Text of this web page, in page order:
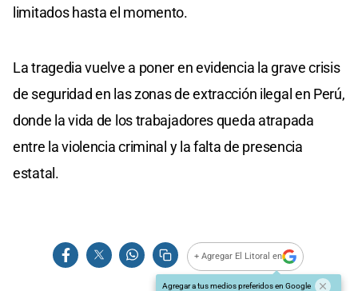
limitados hasta el momento.
La tragedia vuelve a poner en evidencia la grave crisis
de seguridad en las zonas de extracción ilegal en Perú,
donde la vida de los trabajadores queda atrapada
entre la violencia criminal y la falta de presencia
estatal.
+ Agregar El Litoral en
Agregar a tus medios preferidos en Google